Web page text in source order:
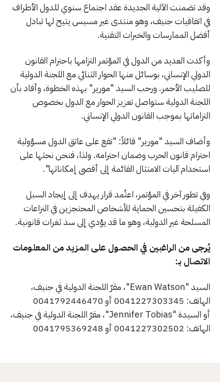
وقد تضمنت الآلية الجديدة عقد اجتماع سنوي للدول الأطراف
في اتفاقيات جنيف، وهو منتدى غير مسيس يتيح لها تبادل
أفضل الممارسات والخبرات التقنية.
وأكدت العديد من الدول في المؤتمر التزامها باحترام القانون
الدولي الإنساني، بوسائل منها الحوار الثنائي مع اللجنة الدولية
للصليب الأحمر. ورحب السيد "مورير" بهذه الخطوة، وأفاد بأن
اللجنة الدولية ستواصل تعزيز الحوار مع الدول بخصوص
التزاماتها بموجب القانون الدولي الإنساني.
وأضاف السيد "مورير" قائلاً: "تقع على عاتق الدول مسؤولية
احترام قانون الحرب وضمان احترامه. ولذا، فنحن نحثها على
استخدام آليات الامتثال القائمة إلى أقصى إمكاناتها".
وفي تطور آخر في المؤتمر، اعتُمد قرار يهدف إلى إيجاد السبل
الكفيلة بتحسين الحماية للأشخاص المحتجزين في النزاعات
المسلحة غير الدولية، وهو ما قد يؤدي إلى سد ثغرات قانونية.
يُرجى من الراغبين في الحصول على المزيد من المعلومات
الاتصال بـ:
السيد "Ewan Watson"، مقرّ اللجنة الدولية في جنيف،
الهاتف: 0041227303345 أو 0041792446470
أو السيدة "Jennifer Tobias"، مقرّ اللجنة الدولية في جنيف،
الهاتف: 0041227302502 أو 0041795369248